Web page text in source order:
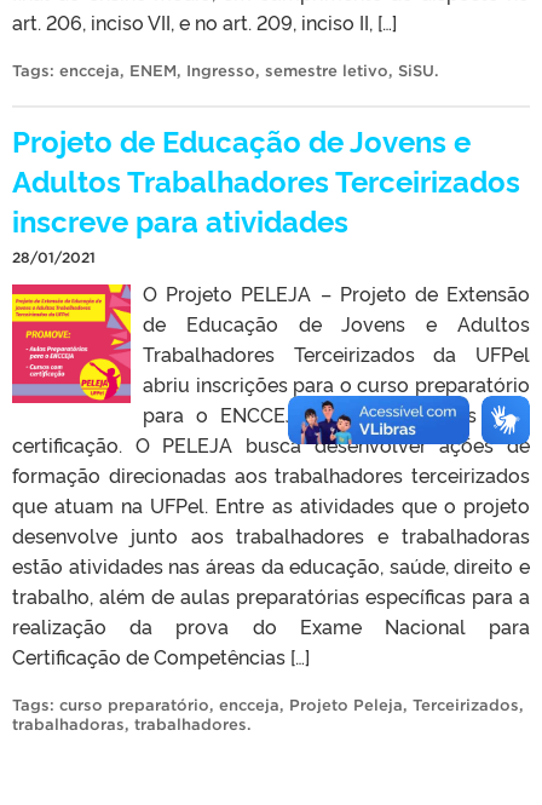
art. 206, inciso VII, e no art. 209, inciso II, […]
Tags: encceja, ENEM, Ingresso, semestre letivo, SiSU.
Projeto de Educação de Jovens e
Adultos Trabalhadores Terceirizados
inscreve para atividades
28/01/2021
O Projeto PELEJA – Projeto de Extensão
de Educação de Jovens e Adultos
Trabalhadores Terceirizados da UFPel
abriu inscrições para o curso preparatório
para o ENCCEJA e outros cursos com
certificação. O PELEJA busca desenvolver ações de
formação direcionadas aos trabalhadores terceirizados
que atuam na UFPel. Entre as atividades que o projeto
desenvolve junto aos trabalhadores e trabalhadoras
estão atividades nas áreas da educação, saúde, direito e
trabalho, além de aulas preparatórias específicas para a
realização da prova do Exame Nacional para
Certificação de Competências […]
Tags: curso preparatório, encceja, Projeto Peleja, Terceirizados,
trabalhadoras, trabalhadores.